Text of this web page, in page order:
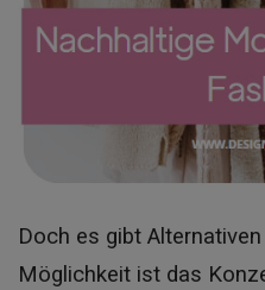
Doch es gibt
Möglichkeit ist das